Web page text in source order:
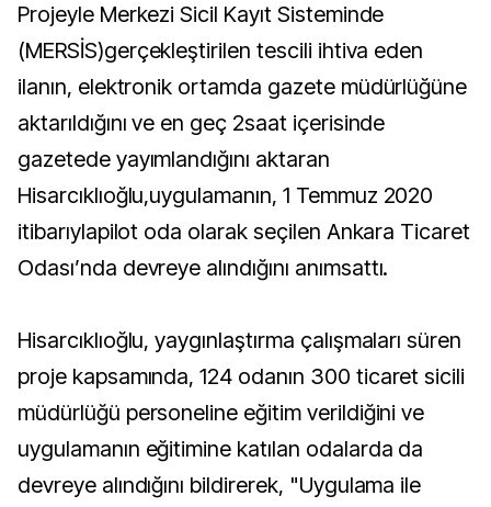
Projeyle Merkezi Sicil Kayıt Sisteminde
(MERSİS)gerçekleştirilen tescili ihtiva eden
ilanın, elektronik ortamda gazete müdürlüğüne
aktarıldığını ve en geç 2saat içerisinde
gazetede yayımlandığını aktaran
Hisarcıklıoğlu,uygulamanın, 1 Temmuz 2020
itibarıylapilot oda olarak seçilen Ankara Ticaret
Odası’nda devreye alındığını anımsattı.
Hisarcıklıoğlu, yaygınlaştırma çalışmaları süren
proje kapsamında, 124 odanın 300 ticaret sicili
müdürlüğü personeline eğitim verildiğini ve
uygulamanın eğitimine katılan odalarda da
devreye alındığını bildirerek, "Uygulama ile